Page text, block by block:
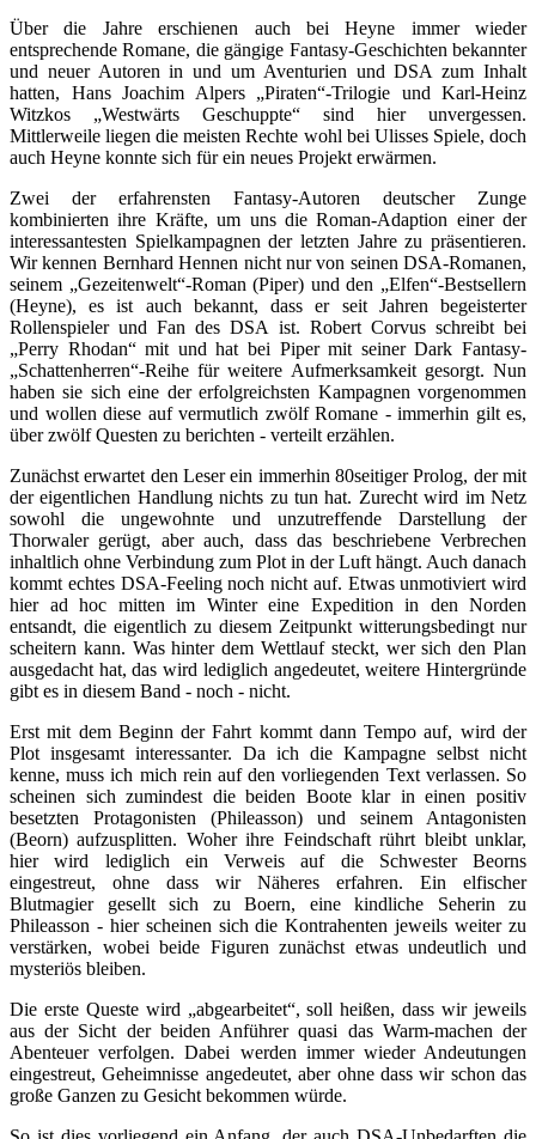
Über die Jahre erschienen auch bei Heyne immer wieder
entsprechende Romane, die gängige Fantasy-Geschichten bekannter
und neuer Autoren in und um Aventurien und DSA zum Inhalt
hatten, Hans Joachim Alpers „Piraten“-Trilogie und Karl-Heinz
Witzkos „Westwärts Geschuppte“ sind hier unvergessen.
Mittlerweile liegen die meisten Rechte wohl bei Ulisses Spiele, doch
auch Heyne konnte sich für ein neues Projekt erwärmen.
Zwei der erfahrensten Fantasy-Autoren deutscher Zunge
kombinierten ihre Kräfte, um uns die Roman-Adaption einer der
interessantesten Spielkampagnen der letzten Jahre zu präsentieren.
Wir kennen Bernhard Hennen nicht nur von seinen DSA-Romanen,
seinem „Gezeitenwelt“-Roman (Piper) und den „Elfen“-Bestsellern
(Heyne), es ist auch bekannt, dass er seit Jahren begeisterter
Rollenspieler und Fan des DSA ist. Robert Corvus schreibt bei
„Perry Rhodan“ mit und hat bei Piper mit seiner Dark Fantasy-
„Schattenherren“-Reihe für weitere Aufmerksamkeit gesorgt. Nun
haben sie sich eine der erfolgreichsten Kampagnen vorgenommen
und wollen diese auf vermutlich zwölf Romane - immerhin gilt es,
über zwölf Questen zu berichten - verteilt erzählen.
Zunächst erwartet den Leser ein immerhin 80seitiger Prolog, der mit
der eigentlichen Handlung nichts zu tun hat. Zurecht wird im Netz
sowohl die ungewohnte und unzutreffende Darstellung der
Thorwaler gerügt, aber auch, dass das beschriebene Verbrechen
inhaltlich ohne Verbindung zum Plot in der Luft hängt. Auch danach
kommt echtes DSA-Feeling noch nicht auf. Etwas unmotiviert wird
hier ad hoc mitten im Winter eine Expedition in den Norden
entsandt, die eigentlich zu diesem Zeitpunkt witterungsbedingt nur
scheitern kann. Was hinter dem Wettlauf steckt, wer sich den Plan
ausgedacht hat, das wird lediglich angedeutet, weitere Hintergründe
gibt es in diesem Band - noch - nicht.
Erst mit dem Beginn der Fahrt kommt dann Tempo auf, wird der
Plot insgesamt interessanter. Da ich die Kampagne selbst nicht
kenne, muss ich mich rein auf den vorliegenden Text verlassen. So
scheinen sich zumindest die beiden Boote klar in einen positiv
besetzten Protagonisten (Phileasson) und seinem Antagonisten
(Beorn) aufzusplitten. Woher ihre Feindschaft rührt bleibt unklar,
hier wird lediglich ein Verweis auf die Schwester Beorns
eingestreut, ohne dass wir Näheres erfahren. Ein elfischer
Blutmagier gesellt sich zu Boern, eine kindliche Seherin zu
Phileasson - hier scheinen sich die Kontrahenten jeweils weiter zu
verstärken, wobei beide Figuren zunächst etwas undeutlich und
mysteriös bleiben.
Die erste Queste wird „abgearbeitet“, soll heißen, dass wir jeweils
aus der Sicht der beiden Anführer quasi das Warm-machen der
Abenteuer verfolgen. Dabei werden immer wieder Andeutungen
eingestreut, Geheimnisse angedeutet, aber ohne dass wir schon das
große Ganzen zu Gesicht bekommen würde.